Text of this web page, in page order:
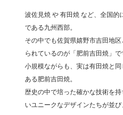
波佐見焼 や 有田焼 など、全国的
である九州西部。
その中でも佐賀県嬉野市吉田地
られているのが「肥前吉田焼」で
小規模ながらも、実は有田焼と
ある肥前吉田焼。
歴史の中で培った確かな技術を
いユニークなデザインたちが並び